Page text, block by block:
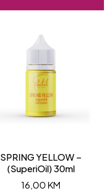
SPRING YELLOW –
(SuperiOil) 30ml
16,00 KM